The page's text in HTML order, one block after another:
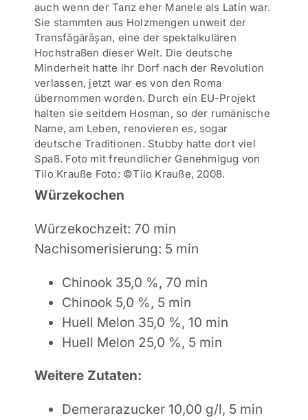
auch wenn der Tanz eher Manele als Latin war.
Sie stammten aus Holzmengen unweit der
Transfăgărășan, eine der spektalkulären
Hochstraßen dieser Welt. Die deutsche
Minderheit hatte ihr Dorf nach der Revolution
verlassen, jetzt war es von den Roma
übernommen worden. Durch ein EU-Projekt
halten sie seitdem Hosman, so der rumänische
Name, am Leben, renovieren es, sogar
deutsche Traditionen. Stubby hatte dort viel
Spaß. Foto mit freundlicher Genehmigug von
Tilo Krauße Foto: ©Tilo Krauße, 2008.
Würzekochen
Würzekochzeit: 70 min
Nachisomerisierung: 5 min
Chinook 35,0 %, 70 min
Chinook 5,0 %, 5 min
Huell Melon 35,0 %, 10 min
Huell Melon 25,0 %, 5 min
Weitere Zutaten:
Demerarazucker 10,00 g/l, 5 min